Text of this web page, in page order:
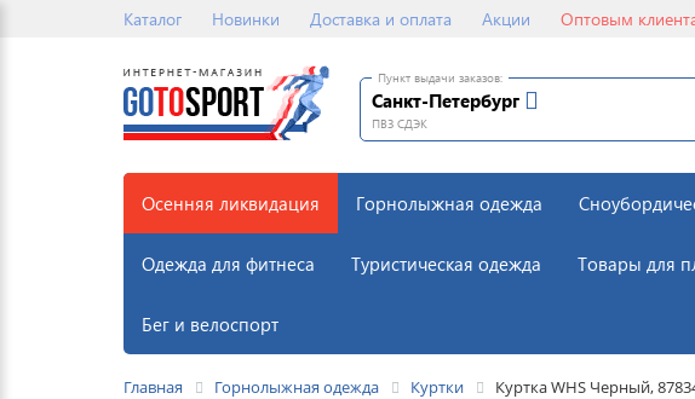
Каталог Новинки Доставка и оплата Акции Оптовым
Пункт выдачи заказов:
Санкт-Петербург
ПВЗ СДЭК
Осенняя ликвидация Горнолыжная одежда
Одежда для фитнеса Туристическая одежда Товары для
Бег и велоспорт
Главная Горнолыжная одежда Куртки Куртка WHS Черный,